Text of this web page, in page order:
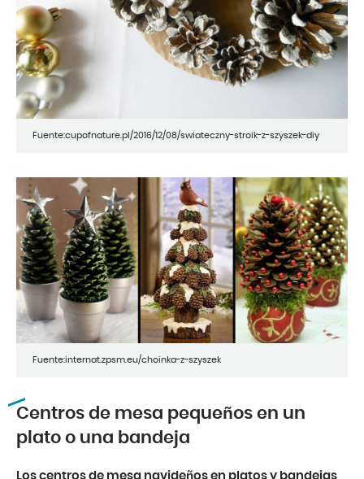
Fuente:cupofnature.pl/2016/12/08/swiateczny-stroik-z-szyszek-diy
Fuente:internat.zpsm.eu/choinka-z-szyszek
Centros de mesa pequeños en un
plato o una bandeja
Los centros de mesa navideños en platos y bandejas